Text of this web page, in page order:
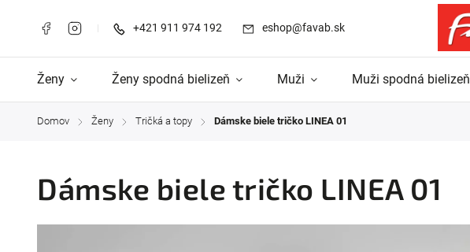
+421 911 974 192 eshop@favab.sk
Ženy Ženy spodná bielizeň Muži Muži spodná bielizeň
Domov / Ženy / Tričká a topy / Dámske biele tričko LINEA 01
Dámske biele tričko LINEA 01